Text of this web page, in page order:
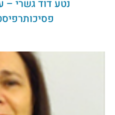
נטע דוד גשרי –